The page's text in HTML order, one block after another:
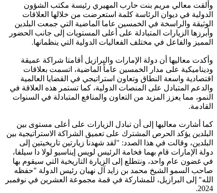
وألقت معالي مريم بنت حارب المهيري رئيسة مكتب الشؤون
الدولية في ديوان الرئاسة كلمة استعرضت من خلالها العلاقات
الوثيقة والراسخة في الخمسين عاما الماضية التي جمعت البلدين
وأبرزها الزيارات المتبادلة على أعلى المستويات إلى جانب الحضور
المميز والفاعل في مختلف الفعاليات الدولية التي ينظمانها.
وأكدت معاليها أن دولة الإمارات والبرازيل أقامتا شراكة عميقة
وديناميكية على مدار الخمسين عاماً الماضية، اتسمت بعلاقات
اقتصادية واسعة النطاق وتعاون استراتيجي في القضايا العالمية
والدعم المتبادل على المنصات الدولية، كما تستمر هذه العلاقة في
النمو، مما يعزز المزيد من التعاون والمنافع المتبادلة في السنوات
القادمة.
كما أشارت معاليها إلى أن تبادل الزيارات على أعلى مستوى بين
البلدين يؤكد الحرص المشترك على تعميق الشراكة الاستراتيجية بين
البلدين، وقالت في هذا الصدد: "لقد شهدنا زيارتين تاريخيتين إلى
دولة الإمارات قام بهما فخامة الرئيس لويس إيناسيو لولا دا سيلفا،
في غضون عام واحد، ونتطلع إلى الزيارة التاريخية التي سيقوم بها
صاحب السمو الشيخ محمد بن زايد آل نهيان رئيس الدولة "حفظه
الله" إلى البرازيل، للمشاركة في قمة مجموعة العشرين في نوفمبر
2024.